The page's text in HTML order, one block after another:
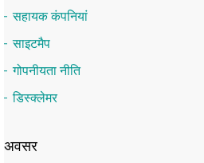
सहायक कंपनियां
साइटमैप
गोपनीयता नीति
डिस्क्लेमर
अवसर